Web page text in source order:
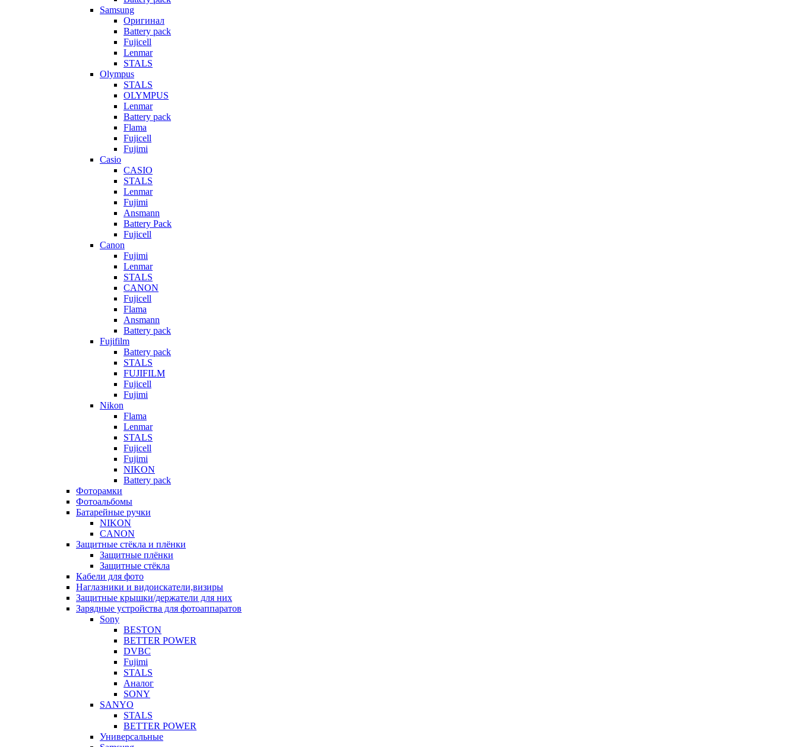
Samsung
Оригинал
Battery pack
Fujicell
Lenmar
STALS
Olympus
STALS
OLYMPUS
Lenmar
Battery pack
Flama
Fujicell
Fujimi
Casio
CASIO
STALS
Lenmar
Fujimi
Ansmann
Battery Pack
Fujicell
Canon
Fujimi
Lenmar
STALS
CANON
Fujicell
Flama
Ansmann
Battery pack
Fujifilm
Battery pack
STALS
FUJIFILM
Fujicell
Fujimi
Nikon
Flama
Lenmar
STALS
Fujicell
Fujimi
NIKON
Battery pack
Фоторамки
Фотоальбомы
Батарейные ручки
NIKON
CANON
Защитные стёкла и плёнки
Защитные плёнки
Защитные стёкла
Кабели для фото
Наглазники и видоискатели,визиры
Защитные крышки/держатели для них
Зарядные устройства для фотоаппаратов
Sony
BESTON
BETTER POWER
DVBC
Fujimi
STALS
Аналог
SONY
SANYO
STALS
BETTER POWER
Универсальные